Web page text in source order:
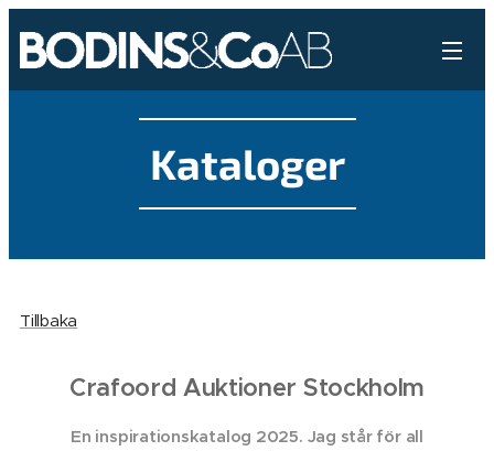
Kataloger
Tillbaka
Crafoord Auktioner Stockholm
En inspirationskatalog 2025. Jag står för all